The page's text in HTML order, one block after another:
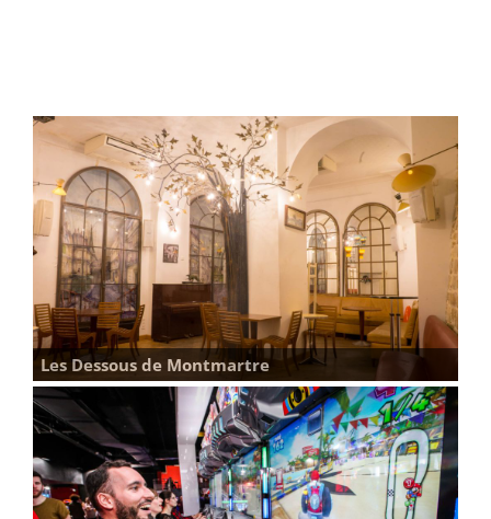
Les Dessous de Montmartre